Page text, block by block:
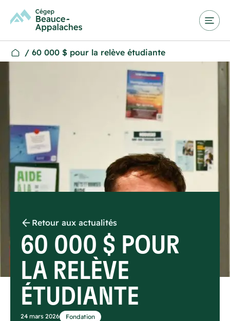
/ 60 000 $ pour la relève étudiante
Retour aux actualités
60 000 $ POUR
LA RELÈVE
ÉTUDIANTE
24 mars 2026 Fondation